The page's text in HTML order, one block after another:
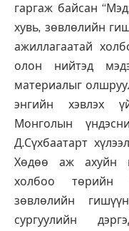
гаргаж байсан
хувь, зөвлөлийн
ажиллагаатай
олон нийтэд
материалыг
энгийн хэвлэх
Монголын
Д.Сүхбаатарт
Хөдөө аж ахуйн
холбоо төрийн
зөвлөлийн
сургуулийн